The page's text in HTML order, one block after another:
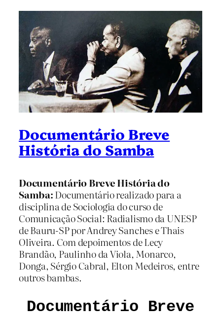
Documentário Breve
História do Samba
Documentário Breve História do
Samba:Documentário realizado para a
disciplina de Sociologia do curso de
Comunicação Social: Radialismo da UNESP
de Bauru-SP por Andrey Sanches e Thais
Oliveira. Com depoimentos de Lecy
Brandão, Paulinho da Viola, Monarco,
Donga, Sérgio Cabral, Elton Medeiros, entre
outros bambas.
Documentário Breve